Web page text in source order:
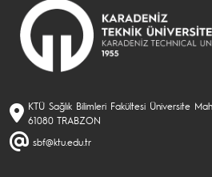
KTÜ Sağlık Bilimleri Fakültesi Üniversite
61080 TRABZON
sbf@ktu.edu.tr